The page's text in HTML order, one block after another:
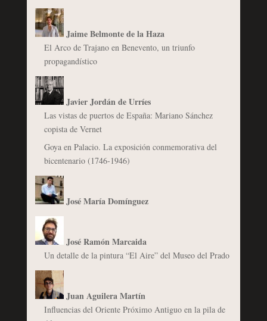
Jaime Belmonte de la Haza
El Arco de Trajano en Benevento, un triunfo
propagandístico
Javier Jordán de Urríes
Las vistas de puertos de España: Mariano Sánchez
copista de Vernet
Goya en Palacio. La exposición conmemorativa del
bicentenario (1746-1946)
José María Domínguez
José Ramón Marcaida
Un detalle de la pintura “El Aire” del Museo del Prado
Juan Aguilera Martín
Influencias del Oriente Próximo Antiguo en la pila de